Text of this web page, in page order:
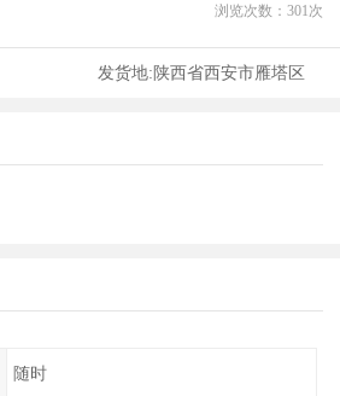
浏览次数： 301 次
发货地:陕西省西安市雁塔区
随时